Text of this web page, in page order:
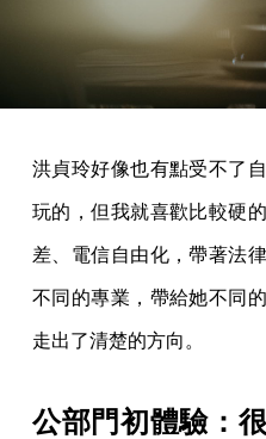
洪貞玲好像也有點受不了
玩的，但我就喜歡比較硬
差、電信自由化，帶著法
不同的專業，帶給她不同
走出了清楚的方向。
公部門初體驗：